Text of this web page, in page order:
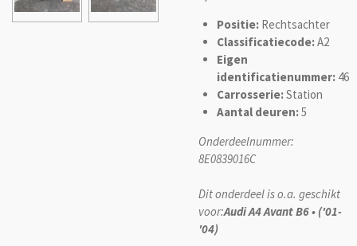
Positie: Rechtsachter
Classificatiecode:A2
Eigen
identificatienummer: 46
Carrosserie:Station
Aantal deuren:5
Onderdeelnummer:
8E0839016C
Dit onderdeel is o.a. geschikt
voor:Audi A4 Avant B6 • ('01-
'04)